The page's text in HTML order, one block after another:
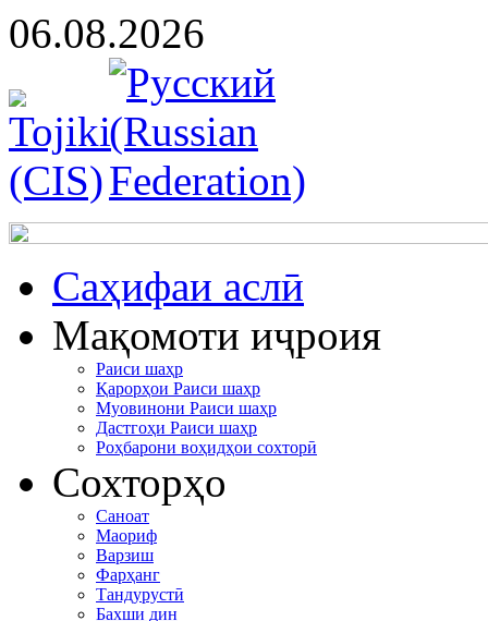
06.08.2026
Cаҳифаи аслӣ
Мақомоти иҷроия
Раиси шаҳр
Қарорҳои Раиси шаҳр
Муовинони Раиси шаҳр
Дастгоҳи Раиси шаҳр
Роҳбарони воҳидҳои сохторӣ
Сохторҳо
Саноат
Маориф
Варзиш
Фарҳанг
Тандурустӣ
Бахши дин